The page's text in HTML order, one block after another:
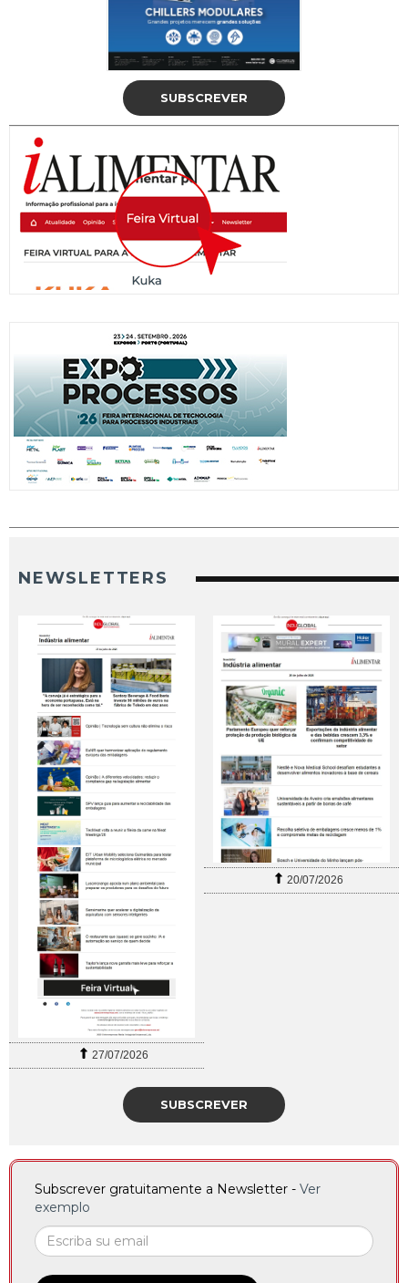
SUBSCREVER
NEWSLETTERS
27/07/2026
20/07/2026
SUBSCREVER
Subscrever gratuitamente a Newsletter - Ver
exemplo